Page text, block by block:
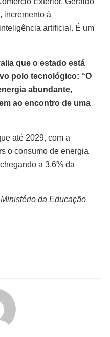
incremento à
artificial. É um
que o estado está
polo tecnológico: “O
abundante,
ao encontro de uma
até 2029, com a
o consumo de energia
a 3,6% da
da Educação